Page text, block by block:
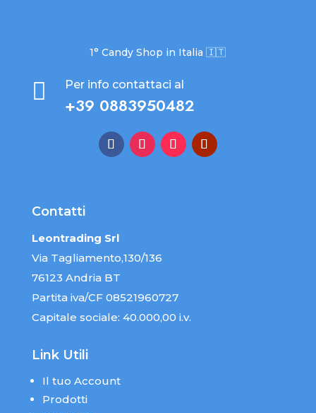
1° Candy Shop in Italia 🇮🇹
 Per info contattaci al
+39 0883950482
Contatti
Leontrading Srl
Via Tagliamento,130/136
76123 Andria BT
Partita iva/CF 08521960727
Capitale sociale: 40.000,00 i.v.
Link Utili
Il tuo Account
Prodotti